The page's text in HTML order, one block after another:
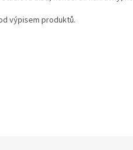
výpisem produktů.